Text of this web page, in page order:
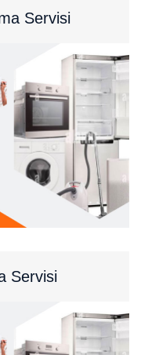
Servisi
Servisi